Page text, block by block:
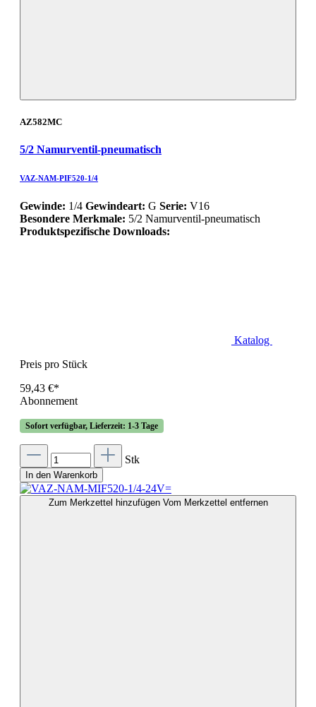
AZ582MC
5/2 Namurventil-pneumatisch
VAZ-NAM-PIF520-1/4
Gewinde: 1/4 Gewindeart: G Serie: V16
Besondere Merkmale: 5/2 Namurventil-pneumatisch
Produktspezifische Downloads:
Katalog
Preis pro Stück
59,43 €*
Abonnement
Sofort verfügbar, Lieferzeit: 1-3 Tage
Stk
In den Warenkorb
Zum Merkzettel hinzufügen Vom Merkzettel entfernen